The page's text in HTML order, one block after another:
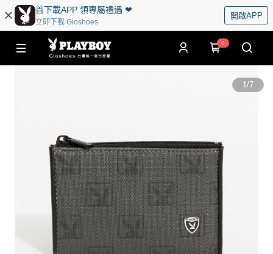
首下載APP 領專屬禮遇 ❤︎
立即下載 Gioshoes
開啟APP
0
1/7